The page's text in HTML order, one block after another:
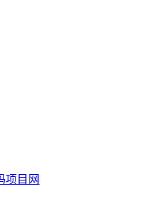
项目网